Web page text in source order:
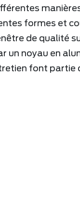
formes et
de qualité
un noyau en
font partie